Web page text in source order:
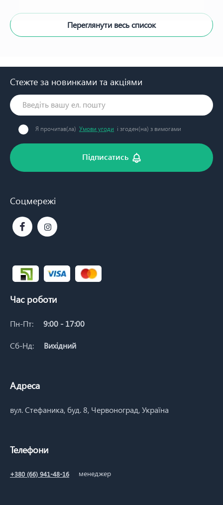
Переглянути весь список
Стежте за новинками та акціями
Я прочитав(ла) Умови угоди і згоден(на) з вимогами
Підписатись
Соцмережі
Час роботи
Пн-Пт: 9:00 - 17:00
Сб-Нд: Вихідний
Адреса
вул. Стефаника, буд. 8, Червоноград, Україна
Телефони
+380 (66) 941-48-16 менеджер